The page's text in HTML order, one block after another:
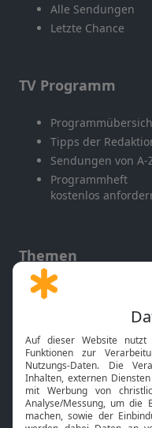
Alle Sendungen
Letzte Chance
TV Programm
Tipps der
Sendungen von A-
Programmheft
kostenlos
Themen
Gott und Bibel
Neuigkeiten